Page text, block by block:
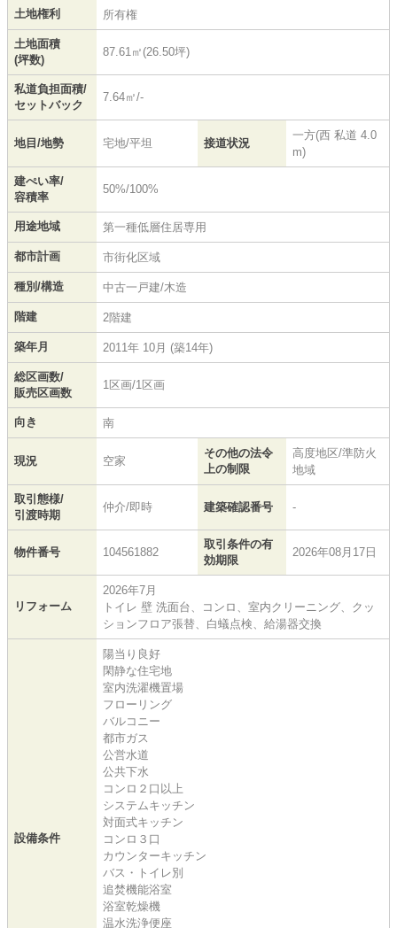
土地権利 所有権
土地面積
(坪数)
87.61㎡(26.50坪)
私道負担面積/
セットバック
7.64㎡/-
地目/地勢 宅地/平坦 接道状況
一方(西 私道 4.0
m)
建ぺい率/
容積率
50%/100%
用途地域 第一種低層住居専用
都市計画 市街化区域
種別/構造 中古一戸建/木造
階建 2階建
築年月 2011年 10月 (築14年)
総区画数/
販売区画数
1区画/1区画
向き 南
現況 空家
その他の法令
上の制限
高度地区/準防火
地域
取引態様/
引渡時期
仲介/即時 建築確認番号 -
物件番号 104561882
取引条件の有
効期限
2026年08月17日
リフォーム
2026年7月
トイレ 壁 洗面台、コンロ、室内クリーニング、クッ
ションフロア張替、白蟻点検、給湯器交換
設備条件
陽当り良好
閑静な住宅地
室内洗濯機置場
フローリング
バルコニー
都市ガス
公営水道
公共下水
コンロ２口以上
システムキッチン
対面式キッチン
コンロ３口
カウンターキッチン
バス・トイレ別
追焚機能浴室
浴室乾燥機
温水洗浄便座